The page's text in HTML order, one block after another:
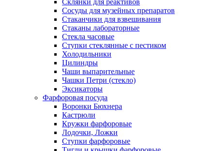
Сосуды для музейных препаратов
Стаканчики для взвешивания
Стаканы лабораторные
Стекла часовые
Ступки стеклянные с пестиком
Холодильники
Цилиндры
Чаши выпарительные
Чашки Петри (стекло)
Эксикаторы
Фарфоровая посуда
Воронки Бюхнера
Кастрюли
Кружки фарфоровые
Лодочки, Ложки
Ступки фарфоровые